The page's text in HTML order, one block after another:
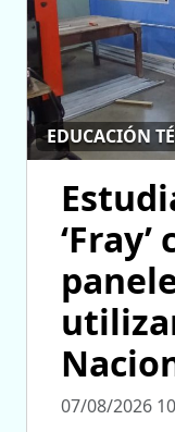
EDUCACIÓN
07/08/2026